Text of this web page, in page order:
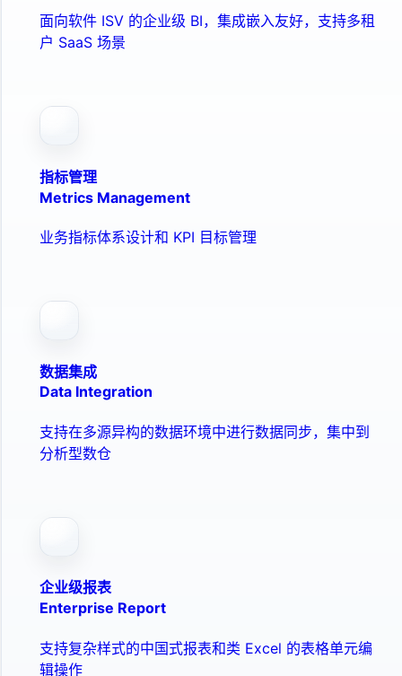
面向软件 ISV 的企业级 BI，集成嵌入友好，支持多租
户 SaaS 场景
指标管理
Metrics Management
业务指标体系设计和 KPI 目标管理
数据集成
Data Integration
支持在多源异构的数据环境中进行数据同步，集中到
分析型数仓
企业级报表
Enterprise Report
支持复杂样式的中国式报表和类 Excel 的表格单元编
辑操作